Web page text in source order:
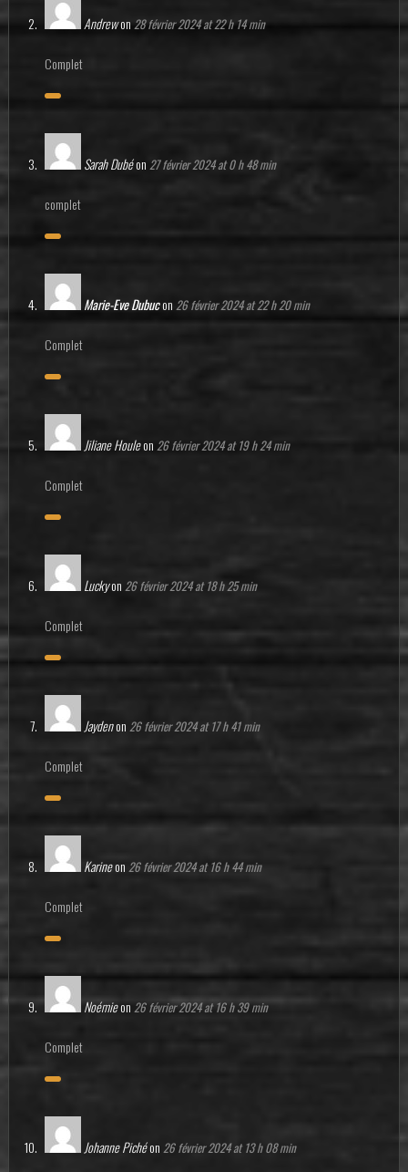
Andrewon 28 février 2024 at 22 h 14 min
Complet
Sarah Dubéon 27 février 2024 at 0 h 48 min
complet
Marie-Eve Dubucon 26 février 2024 at 22 h 20 min
Complet
Jiliane Houleon 26 février 2024 at 19 h 24 min
Complet
Luckyon 26 février 2024 at 18 h 25 min
Complet
Jaydenon 26 février 2024 at 17 h 41 min
Complet
Karineon 26 février 2024 at 16 h 44 min
Complet
Noémieon 26 février 2024 at 16 h 39 min
Complet
Johanne Pichéon 26 février 2024 at 13 h 08 min